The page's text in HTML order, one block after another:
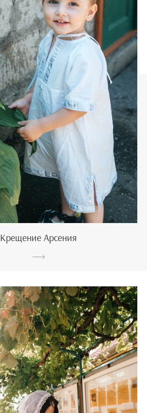
Крещение Арсения